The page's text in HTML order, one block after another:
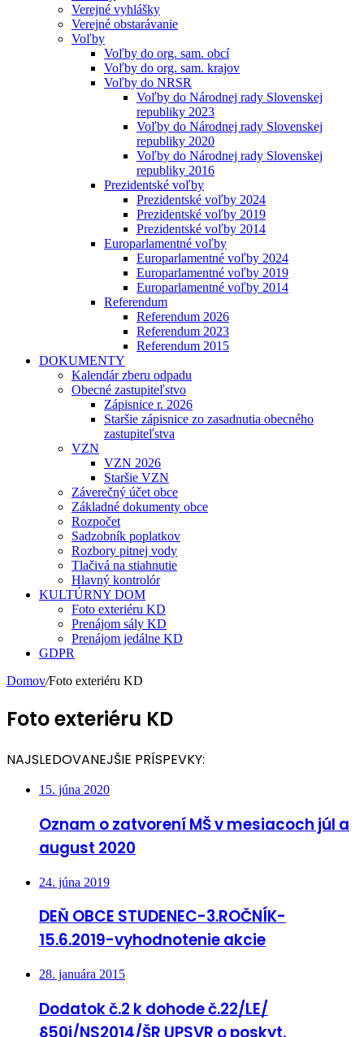
Verejné vyhlášky
Verejné obstarávanie
Voľby
Voľby do org. sam. obcí
Voľby do org. sam. krajov
Voľby do NRSR
Voľby do Národnej rady Slovenskej
republiky 2023
Voľby do Národnej rady Slovenskej
republiky 2020
Voľby do Národnej rady Slovenskej
republiky 2016
Prezidentské voľby
Prezidentské voľby 2024
Prezidentské voľby 2019
Prezidentské voľby 2014
Europarlamentné voľby
Europarlamentné voľby 2024
Europarlamentné voľby 2019
Europarlamentné voľby 2014
Referendum
Referendum 2026
Referendum 2023
Referendum 2015
DOKUMENTY
Kalendár zberu odpadu
Obecné zastupiteľstvo
Zápisnice r. 2026
Staršie zápisnice zo zasadnutia obecného
zastupiteľstva
VZN
VZN 2026
Staršie VZN
Záverečný účet obce
Základné dokumenty obce
Rozpočet
Sadzobník poplatkov
Rozbory pitnej vody
Tlačivá na stiahnutie
Hlavný kontrolór
KULTÚRNY DOM
Foto exteriéru KD
Prenájom sály KD
Prenájom jedálne KD
GDPR
Domov/Foto exteriéru KD
Foto exteriéru KD
NAJSLEDOVANEJŠIE PRÍSPEVKY:
15. júna 2020
Oznam o zatvorení MŠ v mesiacoch júl a
august 2020
24. júna 2019
DEŇ OBCE STUDENEC-3.ROČNÍK-
15.6.2019-vyhodnotenie akcie
28. januára 2015
Dodatok č.2 k dohode č.22/LE/
§50j/NS2014/ŠR UPSVR o poskyt.